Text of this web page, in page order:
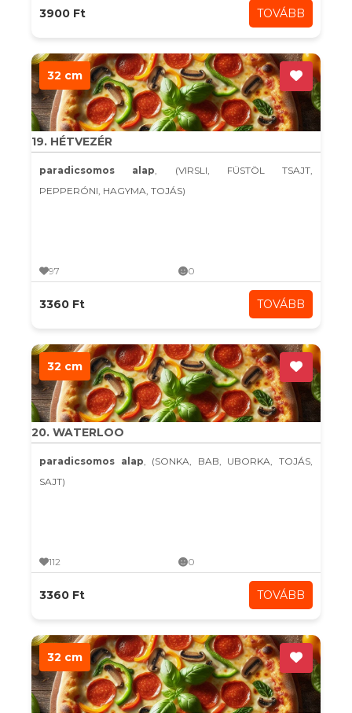
3900 Ft TOVÁBB
32 cm
19. HÉTVEZÉR
paradicsomos alap, (VIRSLI, FÜSTÖL TSAJT,
PEPPERÓNI, HAGYMA, TOJÁS)
97 0
3360 Ft TOVÁBB
32 cm
20. WATERLOO
paradicsomos alap, (SONKA, BAB, UBORKA, TOJÁS,
SAJT)
112 0
3360 Ft TOVÁBB
32 cm